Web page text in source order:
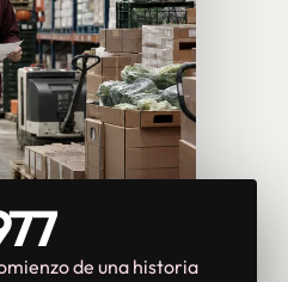
de una historia